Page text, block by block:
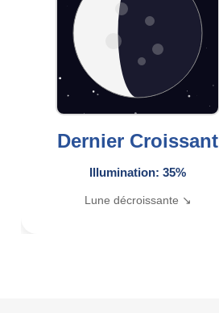
Dernier Croissant
Illumination: 35%
Lune décroissante ↘